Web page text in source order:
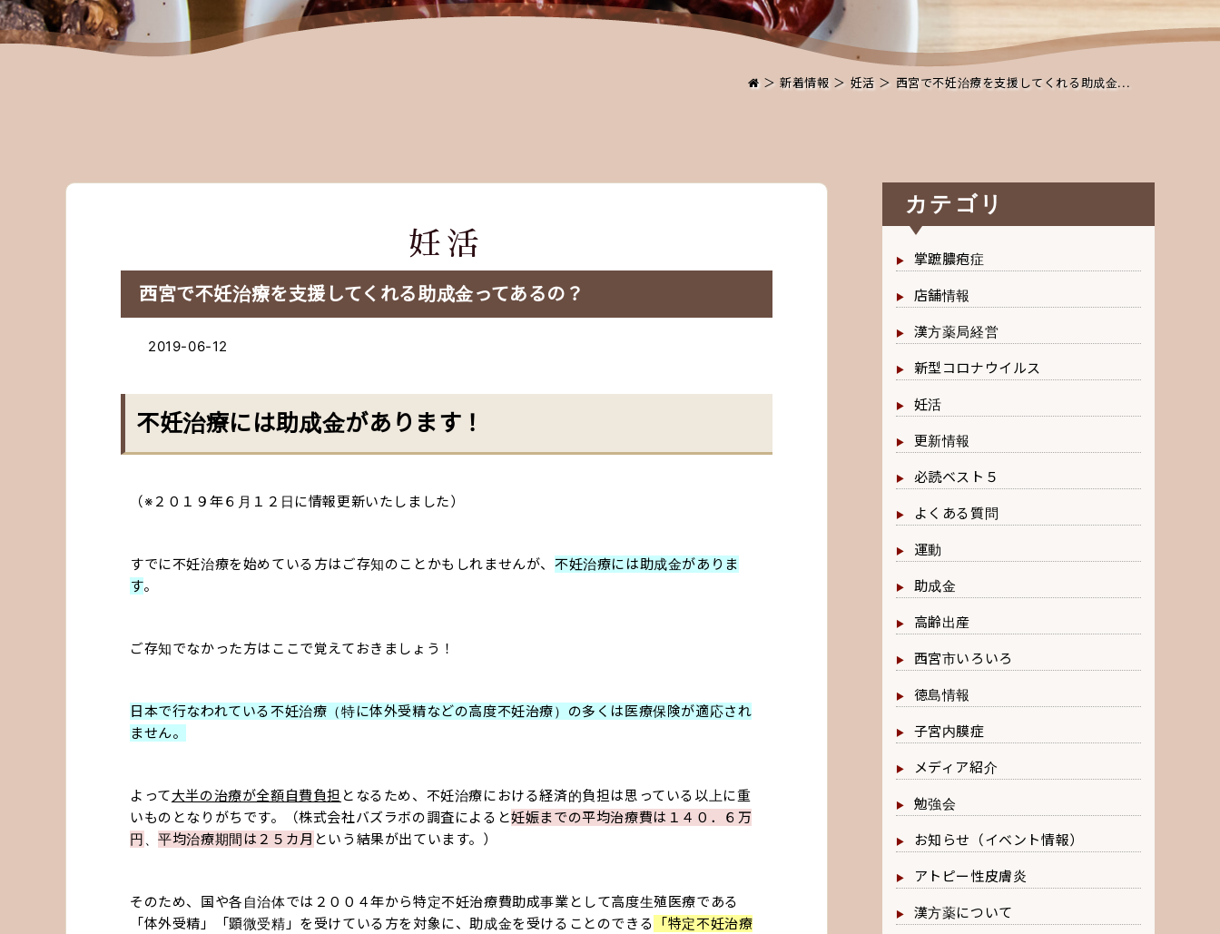
＞新着情報＞ 妊活 ＞ 西宮で不妊治療を支援してくれる助成金...
妊活
西宮で不妊治療を支援してくれる助成金ってあるの？
2019-06-12
不妊治療には助成金があります！
（※２０１９年６月１２日に情報更新いたしました）
すでに不妊治療を始めている方はご存知のことかもしれませんが、 不妊治療には助成金がありま
す。
ご存知でなかった方はここで覚えておきましょう！
日本で行なわれている不妊治療（特に体外受精などの高度不妊治療）の多くは医療保険が適応され
ません。
よって大半の治療が全額自費負担 となるため、不妊治療における経済的負担は思っている以上に重
いものとなりがちです。（株式会社バズラボの調査によると妊娠までの平均治療費は１４０．６万
円 、平均治療期間は２５カ月 という結果が出ています。）
そのため、国や各自治体では２００４年から特定不妊治療費助成事業として高度生殖医療である
「体外受精」「顕微受精」を受けている方を対象に、助成金を受けることのできる 「特定不妊治療
カテゴリ
掌蹠膿疱症
店舗情報
漢方薬局経営
新型コロナウイルス
妊活
更新情報
必読ベスト５
よくある質問
運動
助成金
高齢出産
西宮市いろいろ
徳島情報
子宮内膜症
メディア紹介
勉強会
お知らせ（イベント情報）
アトピー性皮膚炎
漢方薬について